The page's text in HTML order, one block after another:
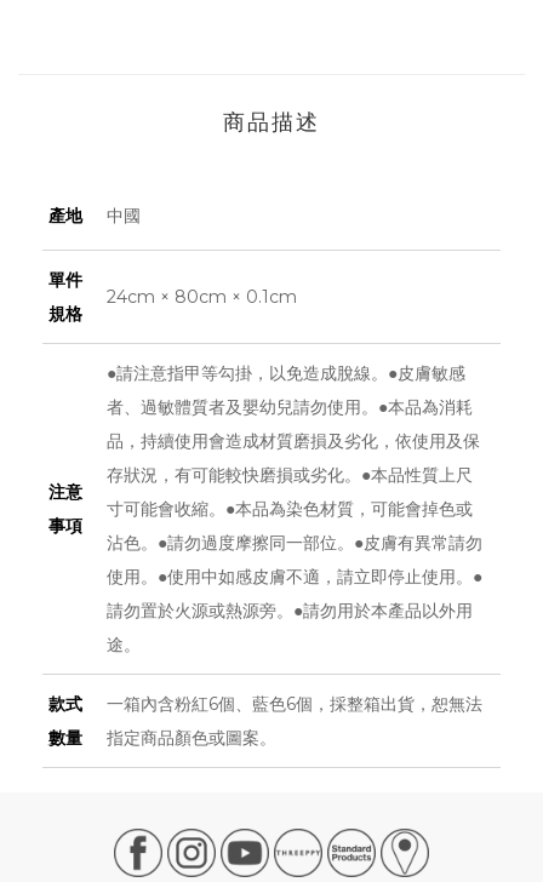
商品描述
產地 中國
單件
規格
24cm × 80cm × 0.1cm
注意
事項
●請注意指甲等勾掛，以免造成脫線。●皮膚敏感
者、過敏體質者及嬰幼兒請勿使用。●本品為消耗
品，持續使用會造成材質磨損及劣化，依使用及保
存狀況，有可能較快磨損或劣化。●本品性質上尺
寸可能會收縮。●本品為染色材質，可能會掉色或
沾色。●請勿過度摩擦同一部位。●皮膚有異常請勿
使用。●使用中如感皮膚不適，請立即停止使用。●
請勿置於火源或熱源旁。●請勿用於本產品以外用
途。
款式
數量
一箱內含粉紅6個、藍色6個，採整箱出貨，恕無法
指定商品顏色或圖案。